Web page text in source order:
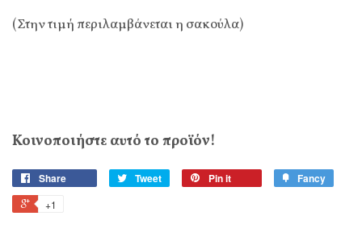
(Στην τιμή περιλαμβάνεται η σακούλα)
Κοινοποιήστε αυτό το προϊόν!
Share Tweet Pin it Fancy
+1